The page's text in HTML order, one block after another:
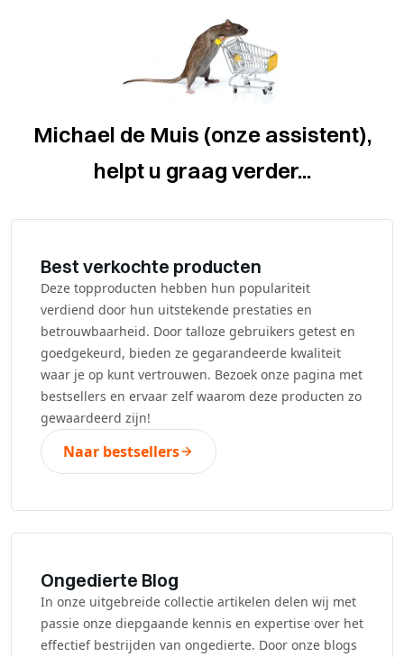
Michael de Muis (onze assistent),
helpt u graag verder...
Best verkochte producten
Deze topproducten hebben hun populariteit
verdiend door hun uitstekende prestaties en
betrouwbaarheid. Door talloze gebruikers getest en
goedgekeurd, bieden ze gegarandeerde kwaliteit
waar je op kunt vertrouwen. Bezoek onze pagina met
bestsellers en ervaar zelf waarom deze producten zo
gewaardeerd zijn!
Naar bestsellers
Ongedierte Blog
In onze uitgebreide collectie artikelen delen wij met
passie onze diepgaande kennis en expertise over het
effectief bestrijden van ongedierte. Door onze blogs